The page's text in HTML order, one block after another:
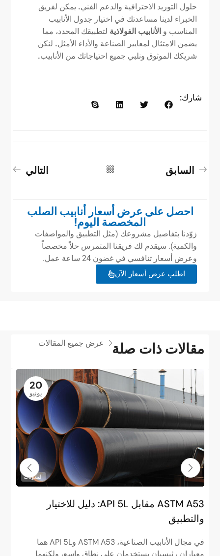
حلول التوريد الاحترافية والدعم الفني. يمكن لفريق
الخبراء لدينا مساعدتك في اختيار جدول الأنابيب
المناسب و الأنابيب الفولاذية لتطبيقك المحدد، مما
يضمن الامتثال لمعايير الصناعة والأداء الأمثل. لنكن
شريكك الموثوق ونلبي جميع احتياجاتك من الأنابيب.
شارك:
السابق التالي
احصل على عرض أسعار أنابيب الصلب
المخصصة اليوم!
زوّدنا بتفاصيل مشروعك (مثل التطبيق والمواصفات
والكمية). سيقدم لك فريقنا المتمرس حلاً مخصصاً
وعرض أسعار تنافسي في غضون 24 ساعة عمل.
اطلب عرض أسعار الآن
مقالات ذات صلة عرض جميع المقالات
20
يونيو
المدونات
ASTM A53 مقابل API 5L: دليل للاختيار
والتطبيق
في مجال الأنابيب الصناعية، ASTM A53 وAPI 5L هما
معياران رئيسيان يستخدمان على نطاق واسع، ولكنهما